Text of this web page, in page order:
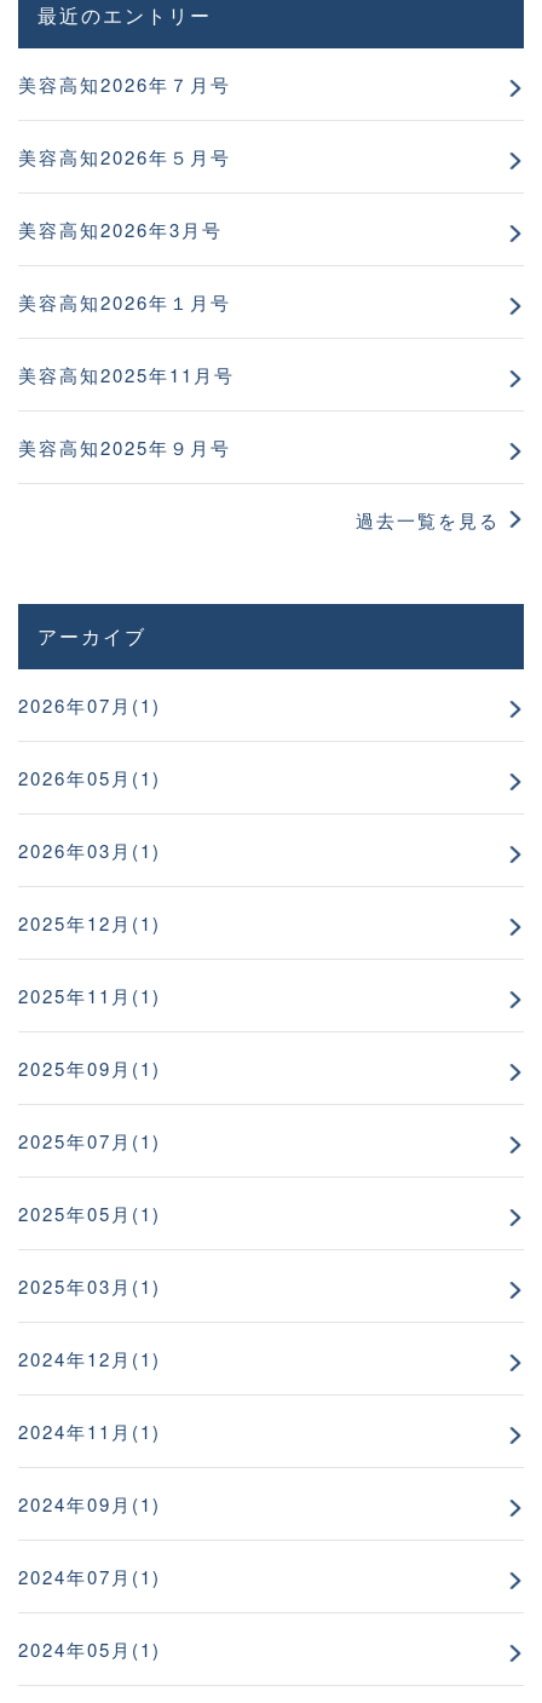
最近のエントリー
美容高知2026年７月号
美容高知2026年５月号
美容高知2026年3月号
美容高知2026年１月号
美容高知2025年11月号
美容高知2025年９月号
過去一覧を見る
アーカイブ
2026年07月(1)
2026年05月(1)
2026年03月(1)
2025年12月(1)
2025年11月(1)
2025年09月(1)
2025年07月(1)
2025年05月(1)
2025年03月(1)
2024年12月(1)
2024年11月(1)
2024年09月(1)
2024年07月(1)
2024年05月(1)